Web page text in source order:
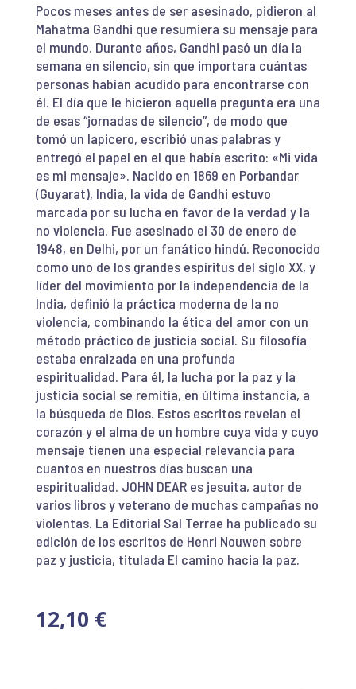
Pocos meses antes de ser asesinado, pidieron al
Mahatma Gandhi que resumiera su mensaje para
el mundo. Durante años, Gandhi pasó un día la
semana en silencio, sin que importara cuántas
personas habían acudido para encontrarse con
él. El día que le hicieron aquella pregunta era una
de esas “jornadas de silencio”, de modo que
tomó un lapicero, escribió unas palabras y
entregó el papel en el que había escrito: «Mi vida
es mi mensaje». Nacido en 1869 en Porbandar
(Guyarat), India, la vida de Gandhi estuvo
marcada por su lucha en favor de la verdad y la
no violencia. Fue asesinado el 30 de enero de
1948, en Delhi, por un fanático hindú. Reconocido
como uno de los grandes espíritus del siglo XX, y
líder del movimiento por la independencia de la
India, definió la práctica moderna de la no
violencia, combinando la ética del amor con un
método práctico de justicia social. Su filosofía
estaba enraizada en una profunda
espiritualidad. Para él, la lucha por la paz y la
justicia social se remitía, en última instancia, a
la búsqueda de Dios. Estos escritos revelan el
corazón y el alma de un hombre cuya vida y cuyo
mensaje tienen una especial relevancia para
cuantos en nuestros días buscan una
espiritualidad. JOHN DEAR es jesuita, autor de
varios libros y veterano de muchas campañas no
violentas. La Editorial Sal Terrae ha publicado su
edición de los escritos de Henri Nouwen sobre
paz y justicia, titulada El camino hacia la paz.
12,10 €